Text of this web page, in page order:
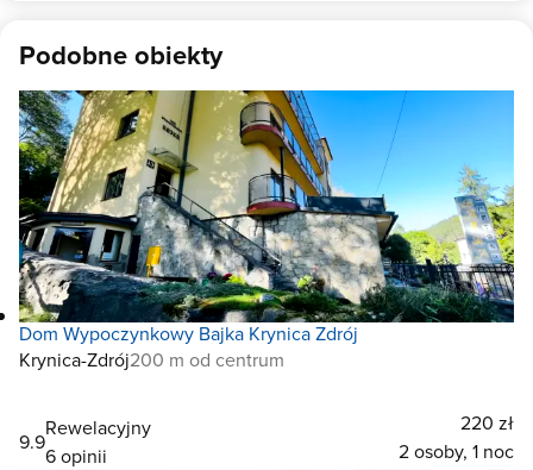
Podobne obiekty
Dom Wypoczynkowy Bajka Krynica Zdrój
Krynica-Zdrój200 m od centrum
9.9
Rewelacyjny
6 opinii
220 zł
2 osoby, 1 noc